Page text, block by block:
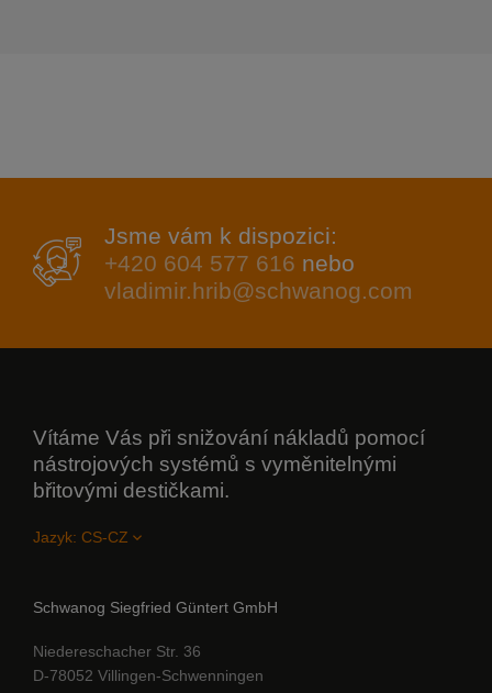
Jsme vám k dispozici:
+420 604 577 616 nebo
vladimir.hrib@schwanog.com
Vítáme Vás při snižování nákladů pomocí
nástrojových systémů s vyměnitelnými
břitovými destičkami.
Jazyk:
Schwanog Siegfried Güntert GmbH
Niedereschacher Str. 36
D-78052 Villingen-Schwenningen